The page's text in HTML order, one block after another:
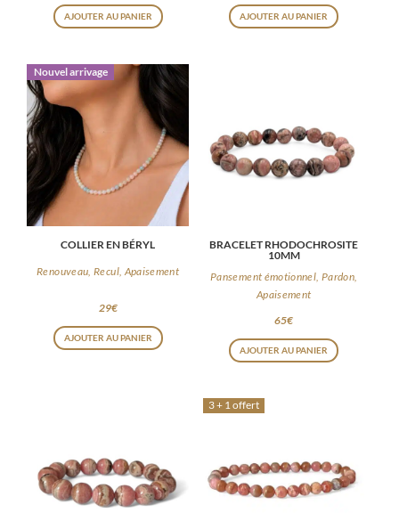
AJOUTER AU PANIER AJOUTER AU PANIER
Nouvel arrivage
COLLIER EN BÉRYL
Renouveau, Recul, Apaisement
29€
AJOUTER AU PANIER
BRACELET RHODOCHROSITE
10MM
Pansement émotionnel, Pardon,
Apaisement
65€
AJOUTER AU PANIER
3 + 1 offert